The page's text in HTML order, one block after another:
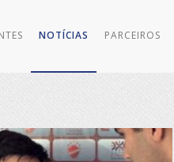
NOTÍCIAS PARCEIROS